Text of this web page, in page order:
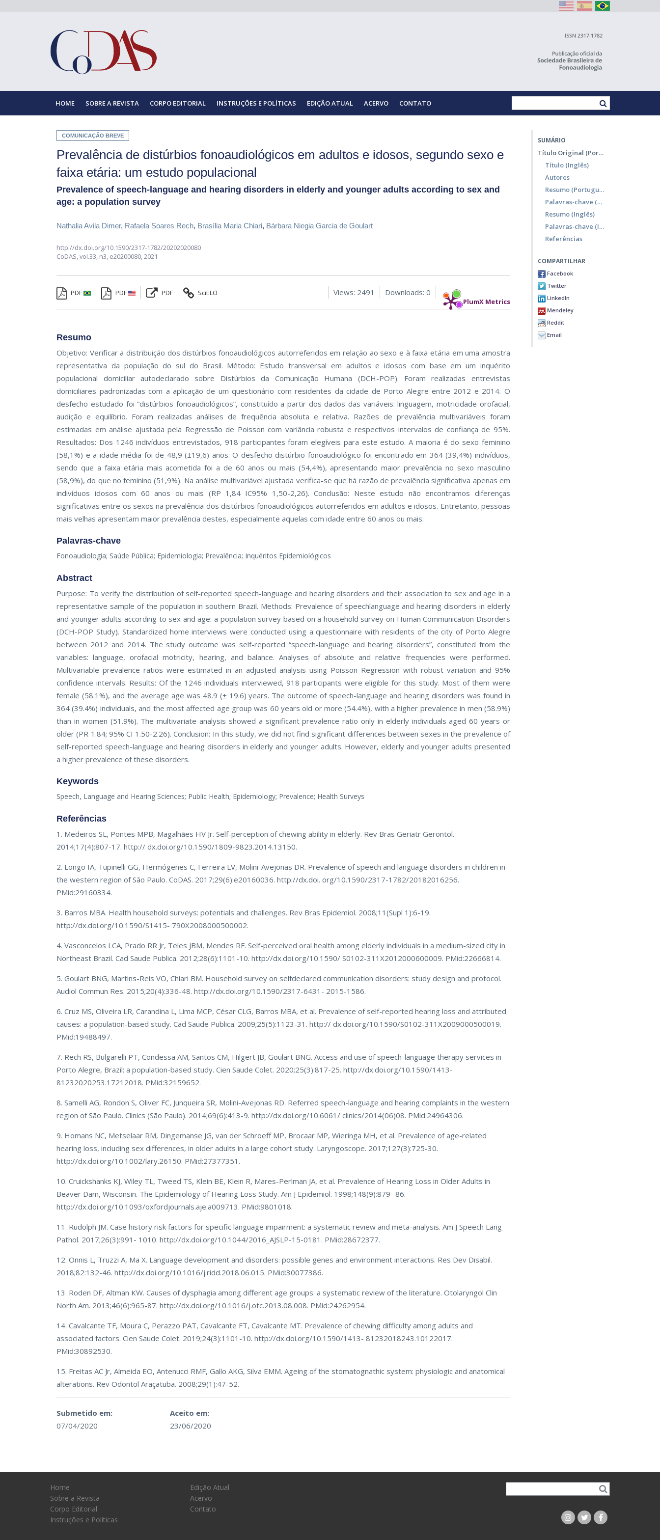
HOME SOBRE A REVISTA CORPO EDITORIAL INSTRUÇÕES E POLÍTICAS EDIÇÃO ATUAL ACERVO CONTATO
COMUNICAÇÃO BREVE
Prevalência de distúrbios fonoaudiológicos em adultos e idosos, segundo sexo e
faixa etária: um estudo populacional
Prevalence of speech-language and hearing disorders in elderly and younger adults according to sex and
age: a population survey
Nathalia Avila Dimer, Rafaela Soares Rech, Brasília Maria Chiari, Bárbara Niegia Garcia de Goulart
http://dx.doi.org/10.1590/2317-1782/20202020080
CoDAS,vol.33, n3, e20200080, 2021
PDF PDF PDF
SciELO
PlumX Metrics
Downloads: 0
Views: 2491
Resumo
Objetivo: Verificar a distribuição dos distúrbios fonoaudiológicos autorreferidos em relação ao sexo e à faixa etária em uma amostra
representativa da população do sul do Brasil. Método: Estudo transversal em adultos e idosos com base em um inquérito
populacional domiciliar autodeclarado sobre Distúrbios da Comunicação Humana (DCH-POP). Foram realizadas entrevistas
domiciliares padronizadas com a aplicação de um questionário com residentes da cidade de Porto Alegre entre 2012 e 2014. O
desfecho estudado foi “distúrbios fonoaudiológicos”, constituído a partir dos dados das variáveis: linguagem, motricidade orofacial,
audição e equilíbrio. Foram realizadas análises de frequência absoluta e relativa. Razões de prevalência multivariáveis foram
estimadas em análise ajustada pela Regressão de Poisson com variância robusta e respectivos intervalos de confiança de 95%.
Resultados: Dos 1246 indivíduos entrevistados, 918 participantes foram elegíveis para este estudo. A maioria é do sexo feminino
(58,1%) e a idade média foi de 48,9 (±19,6) anos. O desfecho distúrbio fonoaudiológico foi encontrado em 364 (39,4%) indivíduos,
sendo que a faixa etária mais acometida foi a de 60 anos ou mais (54,4%), apresentando maior prevalência no sexo masculino
(58,9%), do que no feminino (51,9%). Na análise multivariável ajustada verifica-se que há razão de prevalência significativa apenas em
indivíduos idosos com 60 anos ou mais (RP 1,84 IC95% 1,50-2,26). Conclusão: Neste estudo não encontramos diferenças
significativas entre os sexos na prevalência dos distúrbios fonoaudiológicos autorreferidos em adultos e idosos. Entretanto, pessoas
mais velhas apresentam maior prevalência destes, especialmente aquelas com idade entre 60 anos ou mais.
Palavras-chave
Fonoaudiologia; Saúde Pública; Epidemiologia; Prevalência; Inquéritos Epidemiológicos
Abstract
Purpose: To verify the distribution of self-reported speech-language and hearing disorders and their association to sex and age in a
representative sample of the population in southern Brazil. Methods: Prevalence of speechlanguage and hearing disorders in elderly
and younger adults according to sex and age: a population survey based on a household survey on Human Communication Disorders
(DCH-POP Study). Standardized home interviews were conducted using a questionnaire with residents of the city of Porto Alegre
between 2012 and 2014. The study outcome was self-reported “speech-language and hearing disorders”, constituted from the
variables: language, orofacial motricity, hearing, and balance. Analyses of absolute and relative frequencies were performed.
Multivariable prevalence ratios were estimated in an adjusted analysis using Poisson Regression with robust variation and 95%
confidence intervals. Results: Of the 1246 individuals interviewed, 918 participants were eligible for this study. Most of them were
female (58.1%), and the average age was 48.9 (± 19.6) years. The outcome of speech-language and hearing disorders was found in
364 (39.4%) individuals, and the most affected age group was 60 years old or more (54.4%), with a higher prevalence in men (58.9%)
than in women (51.9%). The multivariate analysis showed a significant prevalence ratio only in elderly individuals aged 60 years or
older (PR 1.84; 95% CI 1.50-2.26). Conclusion: In this study, we did not find significant differences between sexes in the prevalence of
self-reported speech-language and hearing disorders in elderly and younger adults. However, elderly and younger adults presented
a higher prevalence of these disorders.
Keywords
Speech, Language and Hearing Sciences; Public Health; Epidemiology; Prevalence; Health Surveys
Referências
1. Medeiros SL, Pontes MPB, Magalhães HV Jr. Self-perception of chewing ability in elderly. Rev Bras Geriatr Gerontol.
2014;17(4):807-17. http:// dx.doi.org/10.1590/1809-9823.2014.13150.
2. Longo IA, Tupinelli GG, Hermógenes C, Ferreira LV, Molini-Avejonas DR. Prevalence of speech and language disorders in children in
the western region of São Paulo. CoDAS. 2017;29(6):e20160036. http://dx.doi. org/10.1590/2317-1782/20182016256.
PMid:29160334.
3. Barros MBA. Health household surveys: potentials and challenges. Rev Bras Epidemiol. 2008;11(Supl 1):6-19.
http://dx.doi.org/10.1590/S1415- 790X2008000500002.
4. Vasconcelos LCA, Prado RR Jr, Teles JBM, Mendes RF. Self-perceived oral health among elderly individuals in a medium-sized city in
Northeast Brazil. Cad Saude Publica. 2012;28(6):1101-10. http://dx.doi.org/10.1590/ S0102-311X2012000600009. PMid:22666814.
5. Goulart BNG, Martins-Reis VO, Chiari BM. Household survey on selfdeclared communication disorders: study design and protocol.
Audiol Commun Res. 2015;20(4):336-48. http://dx.doi.org/10.1590/2317-6431- 2015-1586.
6. Cruz MS, Oliveira LR, Carandina L, Lima MCP, César CLG, Barros MBA, et al. Prevalence of self-reported hearing loss and attributed
causes: a population-based study. Cad Saude Publica. 2009;25(5):1123-31. http:// dx.doi.org/10.1590/S0102-311X2009000500019.
PMid:19488497.
7. Rech RS, Bulgarelli PT, Condessa AM, Santos CM, Hilgert JB, Goulart BNG. Access and use of speech-language therapy services in
Porto Alegre, Brazil: a population-based study. Cien Saude Colet. 2020;25(3):817-25. http://dx.doi.org/10.1590/1413-
81232020253.17212018. PMid:32159652.
8. Samelli AG, Rondon S, Oliver FC, Junqueira SR, Molini-Avejonas RD. Referred speech-language and hearing complaints in the western
region of São Paulo. Clinics (São Paulo). 2014;69(6):413-9. http://dx.doi.org/10.6061/ clinics/2014(06)08. PMid:24964306.
9. Homans NC, Metselaar RM, Dingemanse JG, van der Schroeff MP, Brocaar MP, Wieringa MH, et al. Prevalence of age-related
hearing loss, including sex differences, in older adults in a large cohort study. Laryngoscope. 2017;127(3):725-30.
http://dx.doi.org/10.1002/lary.26150. PMid:27377351.
10. Cruickshanks KJ, Wiley TL, Tweed TS, Klein BE, Klein R, Mares-Perlman JA, et al. Prevalence of Hearing Loss in Older Adults in
Beaver Dam, Wisconsin. The Epidemiology of Hearing Loss Study. Am J Epidemiol. 1998;148(9):879- 86.
http://dx.doi.org/10.1093/oxfordjournals.aje.a009713. PMid:9801018.
11. Rudolph JM. Case history risk factors for specific language impairment: a systematic review and meta-analysis. Am J Speech Lang
Pathol. 2017;26(3):991- 1010. http://dx.doi.org/10.1044/2016_AJSLP-15-0181. PMid:28672377.
12. Onnis L, Truzzi A, Ma X. Language development and disorders: possible genes and environment interactions. Res Dev Disabil.
2018;82:132-46. http://dx.doi.org/10.1016/j.ridd.2018.06.015. PMid:30077386.
13. Roden DF, Altman KW. Causes of dysphagia among different age groups: a systematic review of the literature. Otolaryngol Clin
North Am. 2013;46(6):965-87. http://dx.doi.org/10.1016/j.otc.2013.08.008. PMid:24262954.
14. Cavalcante TF, Moura C, Perazzo PAT, Cavalcante FT, Cavalcante MT. Prevalence of chewing difficulty among adults and
associated factors. Cien Saude Colet. 2019;24(3):1101-10. http://dx.doi.org/10.1590/1413- 81232018243.10122017.
PMid:30892530.
15. Freitas AC Jr, Almeida EO, Antenucci RMF, Gallo AKG, Silva EMM. Ageing of the stomatognathic system: physiologic and anatomical
alterations. Rev Odontol Araçatuba. 2008;29(1):47-52.
Submetido em:
07/04/2020
Aceito em:
23/06/2020
SUMÁRIO
Título Original (Português)
Título (Inglês)
Autores
Resumo (Português)
Palavras-chave (Português)
Resumo (Inglês)
Palavras-chave (Inglês)
Referências
COMPARTILHAR
Facebook
Twitter
LinkedIn
Mendeley
Reddit
Email
Home
Sobre a Revista
Corpo Editorial
Instruções e Políticas
Edição Atual
Acervo
Contato